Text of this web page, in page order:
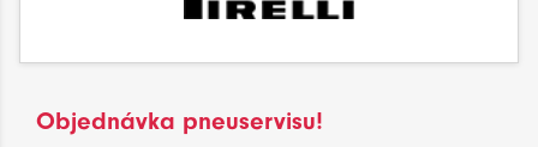
Objednávka pneuservisu!